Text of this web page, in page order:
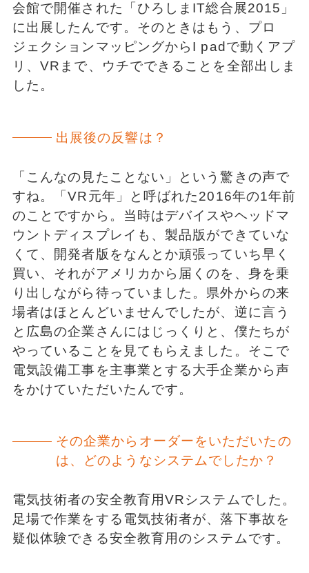
会館で開催された「ひろしまIT総合展2015」
に出展したんです。そのときはもう、プロ
ジェクションマッピングからI padで動くアプ
リ、VRまで、ウチでできることを全部出しま
した。
出展後の反響は？
「こんなの見たことない」という驚きの声で
すね。「VR元年」と呼ばれた2016年の1年前
のことですから。当時はデバイスやヘッドマ
ウントディスプレイも、製品版ができていな
くて、開発者版をなんとか頑張っていち早く
買い、それがアメリカから届くのを、身を乗
り出しながら待っていました。県外からの来
場者はほとんどいませんでしたが、逆に言う
と広島の企業さんにはじっくりと、僕たちが
やっていることを見てもらえました。そこで
電気設備工事を主事業とする大手企業から声
をかけていただいたんです。
その企業からオーダーをいただいたの
は、どのようなシステムでしたか？
電気技術者の安全教育用VRシステムでした。
足場で作業をする電気技術者が、落下事故を
疑似体験できる安全教育用のシステムです。